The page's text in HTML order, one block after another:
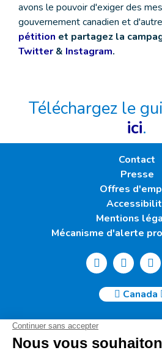
avons le pouvoir d'exiger des
gouvernement canadien et
pétition et partagez la
Twitter & Instagram.
Téléchargez le
ici.
Contact
Presse
Offres
Mentions
Mécanisme d'alerte
Canada